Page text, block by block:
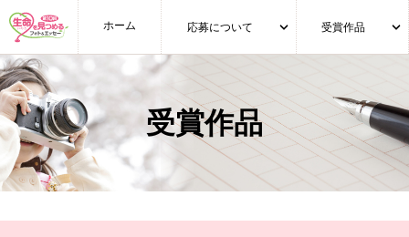
ホーム 応募について 受賞作品
受賞作品